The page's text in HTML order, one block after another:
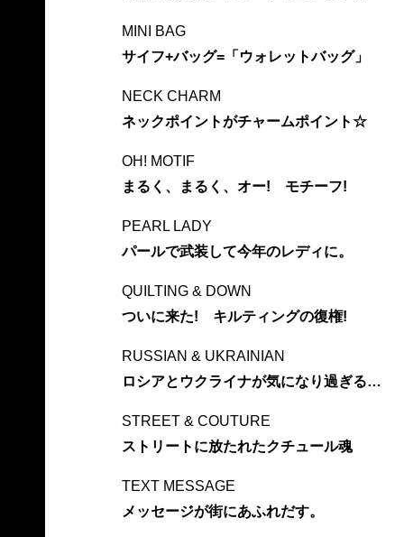
MINI BAG
サイフ+バッグ=「ウォレットバッグ」
NECK CHARM
ネックポイントがチャームポイント☆
OH! MOTIF
まるく、まるく、オー! モチーフ!
PEARL LADY
パールで武装して今年のレディに。
QUILTING & DOWN
ついに来た! キルティングの復権!
RUSSIAN & UKRAINIAN
ロシアとウクライナが気になり過ぎる…
STREET & COUTURE
ストリートに放たれたクチュール魂
TEXT MESSAGE
メッセージが街にあふれだす。